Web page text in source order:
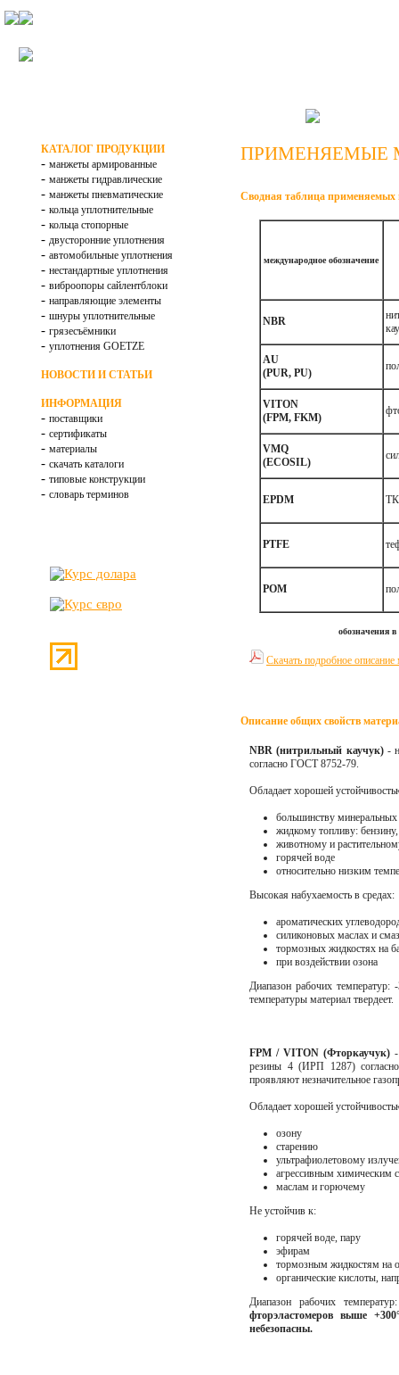
КАТАЛОГ ПРОДУКЦИИ
- манжеты армированные
- манжеты гидравлические
- манжеты пневматические
- кольца уплотнительные
- кольца стопорные
- двусторонние уплотнения
- автомобильные уплотнения
- нестандартные уплотнения
- виброопоры сайлентблоки
- направляющие элементы
- шнуры уплотнительные
- грязесъёмники
- уплотнения GOETZE
НОВОСТИ И СТАТЬИ
ИНФОРМАЦИЯ
- поставщики
- сертификаты
- материалы
- скачать каталоги
- типовые конструкции
- словарь терминов
ПРИМЕНЯЕМЫЕ
Сводная таблица применяемых
международное обозначение
NBR
AU
(PUR, PU)
VITON
(FPM, FKM)
VMQ
(ECOSIL)
EPDM
PTFE
POM
обозначения
Скачать подробное
Описание общих свойств
NBR (нитрильный каучук)-
согласно ГОСТ 8752-79.
Обладает хорошей
большинству
жидкому топливу:
животному и
горячей воде
относительно низким
Высокая набухаемость в средах:
ароматических
силиконовых маслах и
тормозных жидкостях на
при воздействии озона
Диапазон рабочих
температуры материал твердеет.
FPM / VITON (Фторкаучук)-
резины 4 (ИРП 1287) согласно
проявляют незначительное
Обладает хорошей
озону
старению
ультрафиолетовому
агрессивным химическим
маслам и горючему
Не устойчив к:
горячей воде, пару
эфирам
тормозным жидкостям на
органические кислоты,
Диапазон рабочих
фторэластомеров выше
небезопасны.